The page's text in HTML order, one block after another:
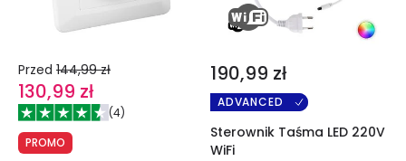
Przed 144,99 zł
130,99 zł
(4)
PROMO
190,99 zł
ADVANCED
Sterownik Taśma LED 220V
WiFi